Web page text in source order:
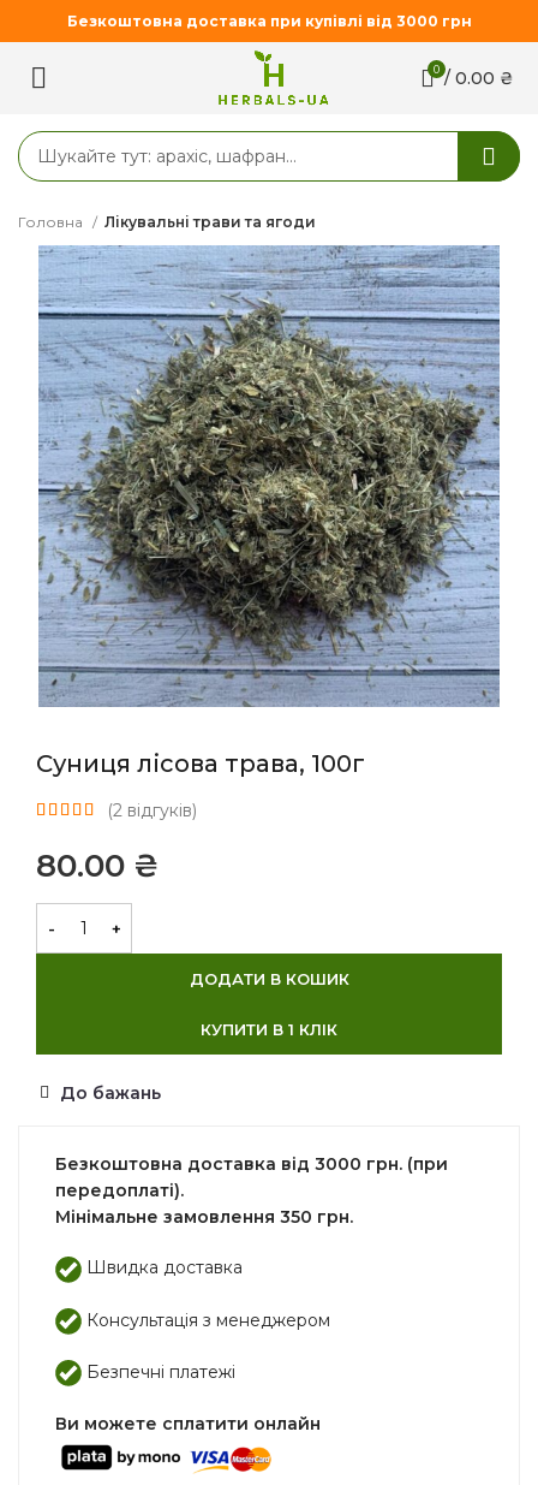
0 / 0.00 ₴
Головна Лікувальні трави та ягоди
Суниця лісова трава, 100г
(2 відгуків)
₴
ДОДАТИ В КОШИК
КУПИТИ В 1 КЛІК
Безкоштовна доставка від 3000 грн. (при
передоплаті).
Мінімальне замовлення 350 грн.
Швидка доставка
Консультація з менеджером
Безпечні платежі
Ви можете сплатити онлайн
До бажань
Безкоштовна доставка при купівлі від 3000 грн